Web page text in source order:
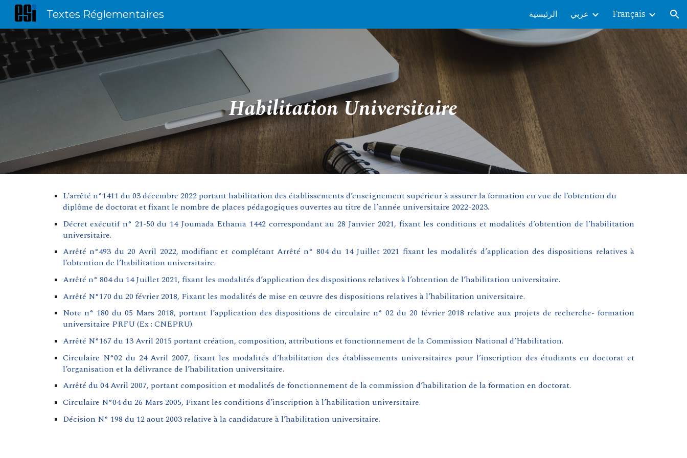
Textes Réglementaires الرئيسية عربي Français
Habilitation Universitaire
L’arrêté n°1411 du 03 décembre 2022 portant habilitation des établissements d’enseignement supérieur à assurer la formation en vue de l’obtention du
diplôme de doctorat et fixant le nombre de places pédagogiques ouvertes au titre de l’année universitaire 2022-2023.
Décret exécutif n° 21-50 du 14 Joumada Ethania 1442 correspondant au 28 Janvier 2021, fixant les conditions et modalités d’obtention de l’habilitation
universitaire.
Arrêté n°493 du 20 Avril 2022, modifiant et complétant Arrêté n° 804 du 14 Juillet 2021 fixant les modalités d’application des dispositions relatives à
l’obtention de l’habilitation universitaire.
Arrêté n° 804 du 14 Juillet 2021, fixant les modalités d’application des dispositions relatives à l’obtention de l’habilitation universitaire.
Arrêté N°170 du 20 février 2018, Fixant les modalités de mise en œuvre des dispositions relatives à l’habilitation universitaire.
Note n° 180 du 05 Mars 2018, portant l’application des dispositions de circulaire n° 02 du 20 février 2018 relative aux projets de recherche- formation
universitaire PRFU (Ex : CNEPRU).
Arrêté N°167 du 13 Avril 2015 portant création, composition, attributions et fonctionnement de la Commission National d’Habilitation.
Circulaire N°02 du 24 Avril 2007, fixant les modalités d’habilitation des établissements universitaires pour l’inscription des étudiants en doctorat et
l’organisation et la délivrance de l’habilitation universitaire.
Arrêté du 04 Avril 2007, portant composition et modalités de fonctionnement de la commission d’habilitation de la formation en doctorat.
Circulaire N°04 du 26 Mars 2005, Fixant les conditions d’inscription à l’habilitation universitaire.
Décision N° 198 du 12 aout 2003 relative à la candidature à l’habilitation universitaire.